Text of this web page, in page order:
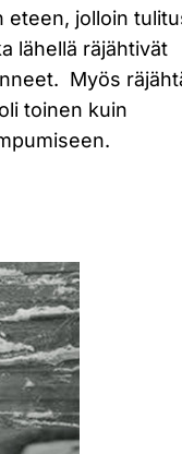
eteen, jolloin
lähellä räjähtivät
Myös
toinen kuin